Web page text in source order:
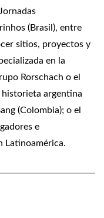
(Brasil), entre
sitios, proyectos y
en la
Rorschach o el
argentina
(Colombia); o el
e
Latinoamérica.